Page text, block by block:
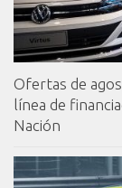
Ofertas de
línea de
Nación